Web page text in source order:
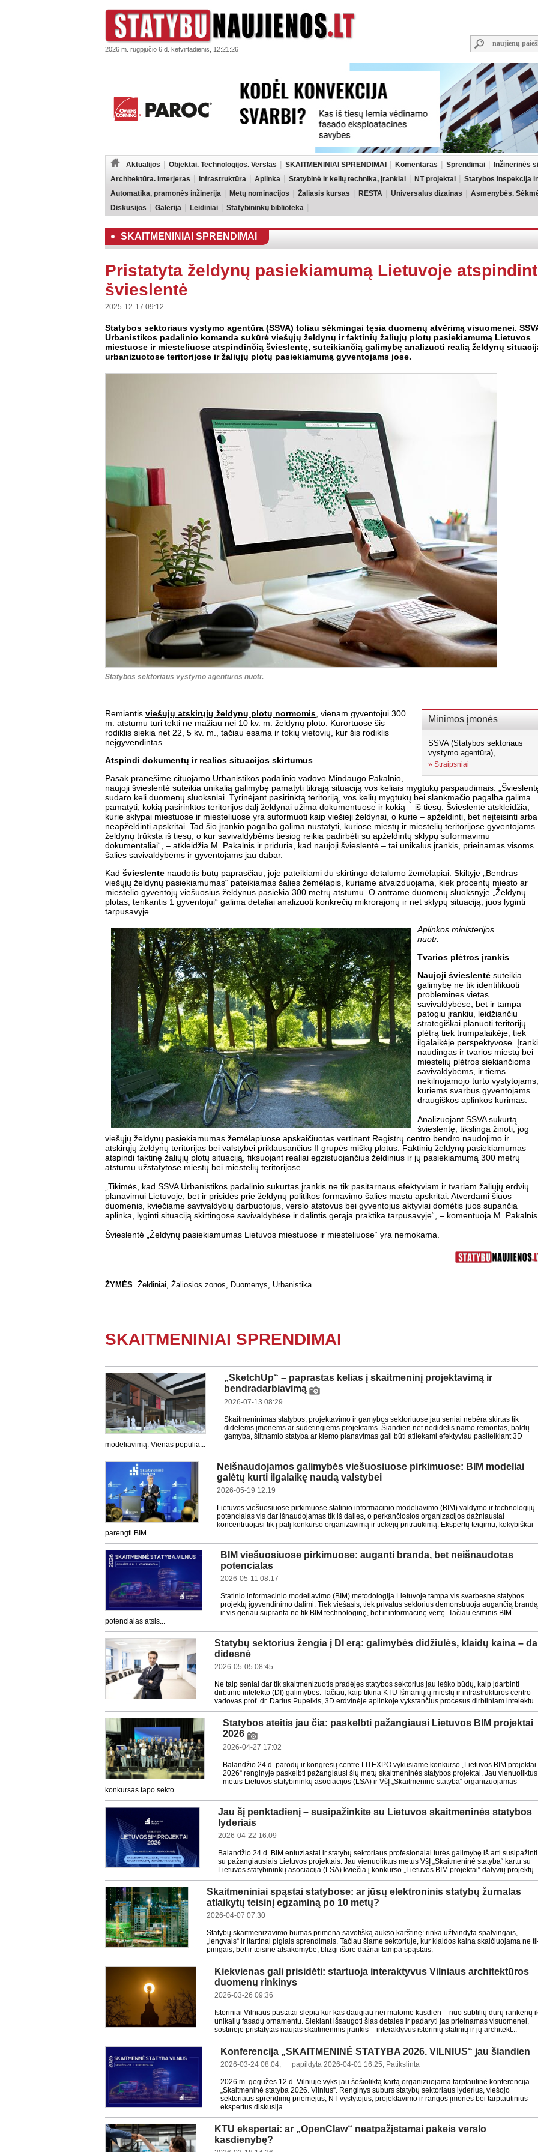
2026 m. rugpjūčio 6 d. ketvirtadienis, 12:21:26
Aktualijos Objektai. Technologijos. Verslas SKAITMENINIAI SPRENDIMAI Komentaras Sprendimai
Inžinerinės
Architektūra. Interjeras
Infrastruktūra Aplinka Statybinė ir kelių technika, įrankiai NT projektai
Statybos inspekcija
Automatika, pramonės inžinerija
Metų nominacijos Žaliasis kursas RESTA Universalus dizainas
Asmenybės.
Diskusijos
Galerija Leidiniai Statybininkų biblioteka
SKAITMENINIAI SPRENDIMAI
Pristatyta želdynų pasiekiamumą Lietuvoje
švieslentė
2025-12-17 09:12
Statybos sektoriaus vystymo agentūra (SSVA) toliau sėkmingai tęsia duomenų atvėrimą visuomenei.
Urbanistikos padalinio komanda sukūrė viešųjų želdynų ir faktinių žaliųjų plotų pasiekiamumą Lietuvos
miestuose ir miesteliuose atspindinčią švieslentę, suteikiančią galimybę analizuoti realią želdynų
urbanizuotose teritorijose ir žaliųjų plotų pasiekiamumą gyventojams jose.
Statybos sektoriaus vystymo agentūros nuotr.
Minimos įmonės
SSVA (Statybos sektoriaus
vystymo agentūra),
» Straipsniai
Remiantis viešųjų atskirųjų želdynų plotų normomis , vienam gyventojui 300
m. atstumu turi tekti ne mažiau nei 10 kv. m. želdynų ploto. Kurortuose šis
rodiklis siekia net 22, 5 kv. m., tačiau esama ir tokių vietovių, kur šis rodiklis
neįgyvendintas.
Atspindi dokumentų ir realios situacijos skirtumus
Pasak pranešime cituojamo Urbanistikos padalinio vadovo Mindaugo Pakalnio,
naujoji švieslentė suteikia unikalią galimybę pamatyti tikrąją situaciją vos keliais mygtukų paspaudimais.
sudaro keli duomenų sluoksniai. Tyrinėjant pasirinktą teritoriją, vos kelių mygtukų bei slankmačio pagalba galima
pamatyti, kokią pasirinktos teritorijos dalį želdynai užima dokumentuose ir kokią – iš tiesų. Švieslentė atskleidžia,
kurie sklypai miestuose ir miesteliuose yra suformuoti kaip viešieji želdynai, o kurie – apželdinti, bet neįteisinti arba
neapželdinti apskritai. Tad šio įrankio pagalba galima nustatyti, kuriose miestų ir miestelių teritorijose gyventojams
želdynų trūksta iš tiesų, o kur savivaldybėms tiesiog reikia padirbėti su apželdintų sklypų suformavimu
dokumentaliai“, – atkleidžia M. Pakalnis ir priduria, kad naujoji švieslentė – tai unikalus įrankis, prieinamas visoms
šalies savivaldybėms ir gyventojams jau dabar.
Kad švieslente naudotis būtų paprasčiau, joje pateikiami du skirtingo detalumo žemėlapiai. Skiltyje „Bendras
viešųjų želdynų pasiekiamumas“ pateikiamas šalies žemėlapis, kuriame atvaizduojama, kiek procentų miesto ar
miestelio gyventojų viešuosius želdynus pasiekia 300 metrų atstumu. O antrame duomenų sluoksnyje „Želdynų
plotas, tenkantis 1 gyventojui“ galima detaliai analizuoti konkrečių mikrorajonų ir net sklypų situaciją, juos lyginti
tarpusavyje.
Aplinkos ministerijos
nuotr.
Tvarios plėtros įrankis
Naujoji švieslentė suteikia
galimybę ne tik identifikuoti
problemines vietas
savivaldybėse, bet ir tampa
patogiu įrankiu, leidžiančiu
strategiškai planuoti teritorijų
plėtrą tiek trumpalaikėje, tiek
ilgalaikėje perspektyvose.
naudingas ir tvarios miestų bei
miestelių plėtros siekiančioms
savivaldybėms, ir tiems
nekilnojamojo turto vystytojams,
kuriems svarbus gyventojams
draugiškos aplinkos kūrimas.
Analizuojant SSVA sukurtą
švieslentę, tikslinga žinoti, jog
viešųjų želdynų pasiekiamumas žemėlapiuose apskaičiuotas vertinant Registrų centro bendro naudojimo ir
atskirųjų želdynų teritorijas bei valstybei priklausančius II grupės miškų plotus. Faktinių želdynų pasiekiamumas
atspindi faktinę žaliųjų plotų situaciją, fiksuojant realiai egzistuojančius želdinius ir jų pasiekiamumą 300 metrų
atstumu užstatytose miestų bei miestelių teritorijose.
„Tikimės, kad SSVA Urbanistikos padalinio sukurtas įrankis ne tik pasitarnaus efektyviam ir tvariam žaliųjų erdvių
planavimui Lietuvoje, bet ir prisidės prie želdynų politikos formavimo šalies mastu apskritai. Atverdami šiuos
duomenis, kviečiame savivaldybių darbuotojus, verslo atstovus bei gyventojus aktyviai domėtis juos supančia
aplinka, lyginti situaciją skirtingose savivaldybėse ir dalintis gerąja praktika tarpusavyje“, – komentuoja M.
Švieslentė „Želdynų pasiekiamumas Lietuvos miestuose ir miesteliuose“ yra nemokama.
ŽYMĖS Želdiniai, Žaliosios zonos, Duomenys, Urbanistika
SKAITMENINIAI SPRENDIMAI
„SketchUp“ – paprastas kelias į skaitmeninį projektavimą ir
bendradarbiavimą
2026-07-13 08:29
Skaitmeninimas statybos, projektavimo ir gamybos sektoriuose jau seniai nebėra skirtas tik
didelėms įmonėms ar sudėtingiems projektams. Šiandien net nedidelis namo remontas, baldų
gamyba, šiltnamio statyba ar kiemo planavimas gali būti atliekami efektyviau pasitelkiant 3D
modeliavimą. Vienas populia...
Neišnaudojamos galimybės viešuosiuose pirkimuose: BIM modeliai
galėtų kurti ilgalaikę naudą valstybei
2026-05-19 12:19
Lietuvos viešuosiuose pirkimuose statinio informacinio modeliavimo (BIM) valdymo ir technologijų
potencialas vis dar išnaudojamas tik iš dalies, o perkančiosios organizacijos dažniausiai
koncentruojasi tik į patį konkurso organizavimą ir tiekėjų pritraukimą. Ekspertų teigimu, kokybiškai
parengti BIM...
BIM viešuosiuose pirkimuose: auganti branda, bet neišnaudotas
potencialas
2026-05-11 08:17
Statinio informacinio modeliavimo (BIM) metodologija Lietuvoje tampa vis svarbesne statybos
projektų įgyvendinimo dalimi. Tiek viešasis, tiek privatus sektorius demonstruoja augančią brandą
ir vis geriau supranta ne tik BIM technologinę, bet ir informacinę vertę. Tačiau esminis BIM
potencialas atsis...
Statybų sektorius žengia į DI erą: galimybės didžiulės, klaidų kaina –
didesnė
2026-05-05 08:45
Ne taip seniai dar tik skaitmenizuotis pradėjęs statybos sektorius jau ieško būdų, kaip įdarbinti
dirbtinio intelekto (DI) galimybes. Tačiau, kaip tikina KTU Išmaniųjų miestų ir infrastruktūros centro
vadovas prof. dr. Darius Pupeikis, 3D erdvinėje aplinkoje vykstančius procesus dirbtiniam
Statybos ateitis jau čia: paskelbti pažangiausi Lietuvos BIM projektai
2026
2026-04-27 17:02
Balandžio 24 d. parodų ir kongresų centre LITEXPO vykusiame konkurso „Lietuvos BIM projektai
2026“ renginyje paskelbti pažangiausi šių metų skaitmeninės statybos projektai. Jau vienuoliktus
metus Lietuvos statybininkų asociacijos (LSA) ir VšĮ „Skaitmeninė statyba“ organizuojamas
konkursas tapo sekto...
Jau šį penktadienį – susipažinkite su Lietuvos skaitmeninės statybos
lyderiais
2026-04-22 16:09
Balandžio 24 d. BIM entuziastai ir statybų sektoriaus profesionalai turės galimybę iš arti susipažinti
su pažangiausiais Lietuvos projektais. Jau vienuoliktus metus VšĮ „Skaitmeninė statyba“ kartu su
Lietuvos statybininkų asociacija (LSA) kviečia į konkurso „Lietuvos BIM projektai“ dalyvių projektų
Skaitmeniniai spąstai statybose: ar jūsų elektroninis statybų žurnalas
atlaikytų teisinį egzaminą po 10 metų?
2026-04-07 07:30
Statybų skaitmenizavimo bumas primena savotišką aukso karštinę: rinka užtvindyta spalvingais,
„lengvais“ ir įtartinai pigiais sprendimais. Tačiau šiame sektoriuje, kur klaidos kaina skaičiuojama ne
pinigais, bet ir teisine atsakomybe, blizgi išorė dažnai tampa spąstais.
Kiekvienas gali prisidėti: startuoja interaktyvus Vilniaus architektūros
duomenų rinkinys
2026-03-26 09:36
Istoriniai Vilniaus pastatai slepia kur kas daugiau nei matome kasdien – nuo subtilių durų rankenų
unikalių fasadų ornamentų. Siekiant išsaugoti šias detales ir padaryti jas prieinamas visuomenei,
sostinėje pristatytas naujas skaitmeninis įrankis – interaktyvus istorinių statinių ir jų architekt...
Konferencija „SKAITMENINĖ STATYBA 2026. VILNIUS“ jau šiandien
2026-03-24 08:04, papildyta 2026-04-01 16:25, Patikslinta
2026 m. gegužės 12 d. Vilniuje vyks jau šešioliktą kartą organizuojama tarptautinė konferencija
„Skaitmeninė statyba 2026. Vilnius“. Renginys suburs statybų sektoriaus lyderius, viešojo
sektoriaus sprendimų priėmėjus, NT vystytojus, projektavimo ir rangos įmones bei tarptautinius
ekspertus diskusija...
KTU ekspertai: ar „OpenClaw“ neatpažįstamai pakeis verslo
kasdienybę?